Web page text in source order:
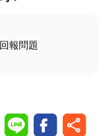
回報問題